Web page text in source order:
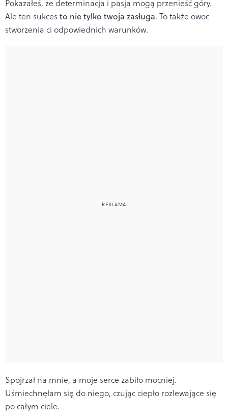
Pokazałeś, że determinacja i pasja mogą przenieść góry.
Ale ten sukces to nie tylko twoja zasługa. To także owoc
stworzenia ci odpowiednich warunków.
Spojrzał na mnie, a moje serce zabiło mocniej.
Uśmiechnęłam się do niego, czując ciepło rozlewające się
po całym ciele.